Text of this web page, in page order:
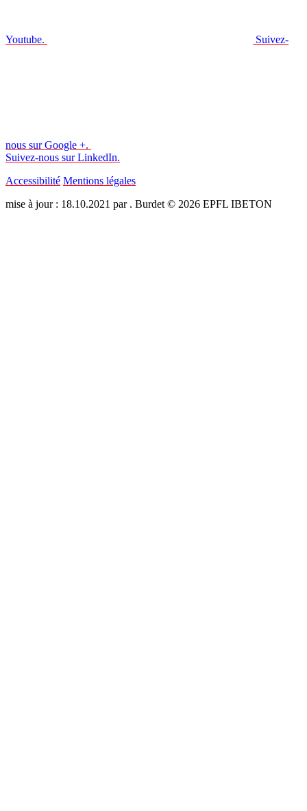
Youtube. Suivez-
nous sur Google +.
Suivez-nous sur LinkedIn.
Accessibilité Mentions légales
mise à jour : 18.10.2021 par . Burdet © 2026 EPFL IBETON